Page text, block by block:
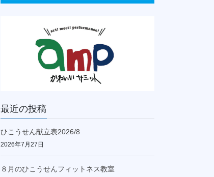
最近の投稿
ひこうせん献立表2026/8
2026年7月27日
８月のひこうせんフィットネス教室